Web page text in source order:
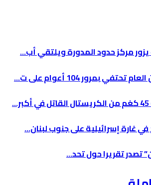
يزور مركز حدود المدورة ويلتقي أب...
بمرور 104 أعوام على ت...
غارة إسرائيلية على جنوب لبنان...
تصدر تقريرا حول تحد...